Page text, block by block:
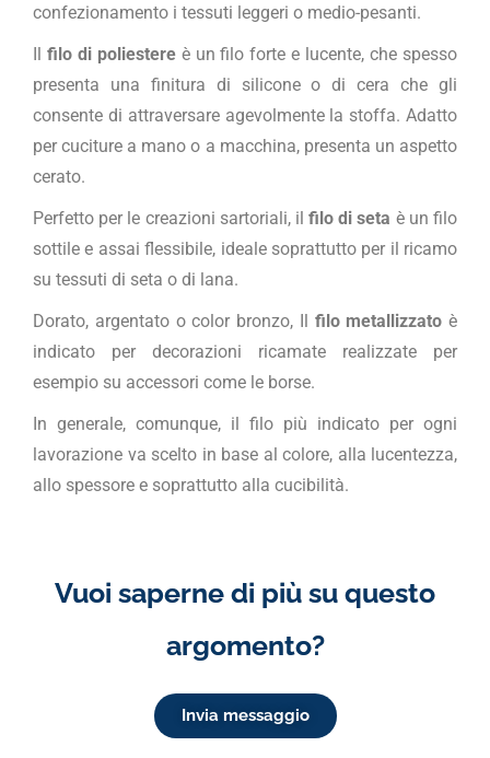
confezionamento i tessuti leggeri o medio-pesanti.
Il filo di poliestereè un filo forte e lucente, che spesso
presenta una finitura di silicone o di cera che gli
consente di attraversare agevolmente la stoffa. Adatto
per cuciture a mano o a macchina, presenta un aspetto
cerato.
Perfetto per le creazioni sartoriali, ilfilo di seta è un filo
sottile e assai flessibile, ideale soprattutto per il ricamo
su tessuti di seta o di lana.
Dorato, argentato o color bronzo, Il filo metallizzato è
indicato per decorazioni ricamate realizzate per
esempio su accessori come le borse.
In generale, comunque, il filo più indicato per ogni
lavorazione va scelto in base al colore, alla lucentezza,
allo spessore e soprattutto alla cucibilità.
Vuoi saperne di più su questo
argomento?
Invia messaggio